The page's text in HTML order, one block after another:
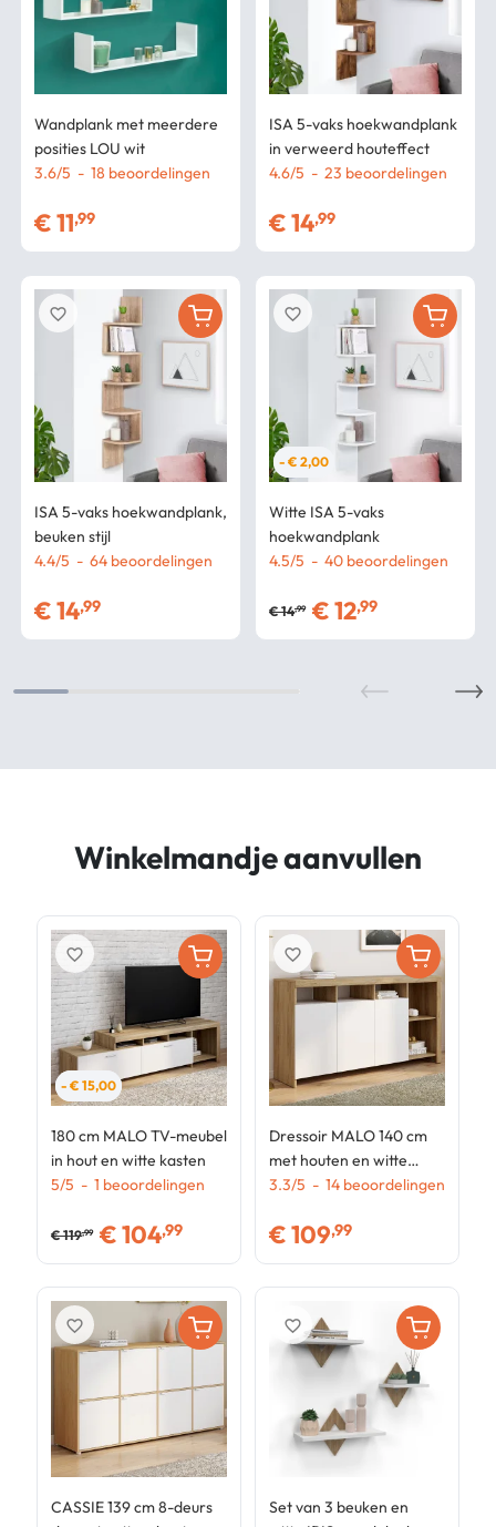
Wandplank met meerdere
posities LOU wit
3.6/5 - 18 beoordelingen
€11,99
ISA 5-vaks hoekwandplank,
beuken stijl
4.4/5 - 64 beoordelingen
€14,99
favorite_border
ISA 5-vaks hoekwandplank
in verweerd houteffect
4.6/5 - 23 beoordelingen
€14,99
- € 2,00
Witte ISA 5-vaks
hoekwandplank
4.5/5 - 40 beoordelingen
€14,99 €12,99
favorite_border
Winkelmandje aanvullen
- € 15,00
180 cm MALO TV-meubel
in hout en witte kasten
5/5 - 1 beoordelingen
€119,99 €104,99
favorite_border
CASSIE 139 cm 8-deurs
favorite_border
Dressoir MALO 140 cm
met houten en witte
deuren
3.3/5 - 14 beoordelingen
€109,99
favorite_border
Set van 3 beuken en
favorite_border